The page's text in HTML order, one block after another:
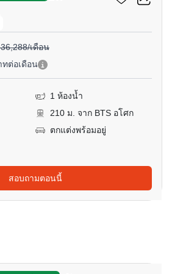
เดือน
ทต่อเดือน
1 ห้องน้ำ
210 ม. จาก BTS อโศก
ตกแต่งพร้อมอยู่
สอบถามตอนนี้